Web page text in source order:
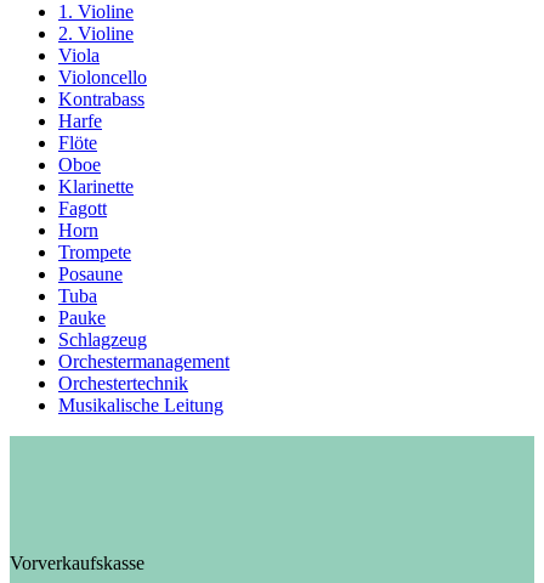
1. Violine
2. Violine
Viola
Violoncello
Kontrabass
Harfe
Flöte
Oboe
Klarinette
Fagott
Horn
Trompete
Posaune
Tuba
Pauke
Schlagzeug
Orchestermanagement
Orchestertechnik
Musikalische Leitung
Vorverkaufskasse